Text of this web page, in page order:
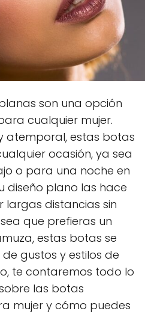
son una opción
cualquier mujer.
atemporal, estas botas
ocasión, ya sea
o para una noche en
diseño plano las hace
distancias sin
que prefieras un
estas botas se
gustos y estilos de
te contaremos todo lo
las botas
mujer y cómo puedes